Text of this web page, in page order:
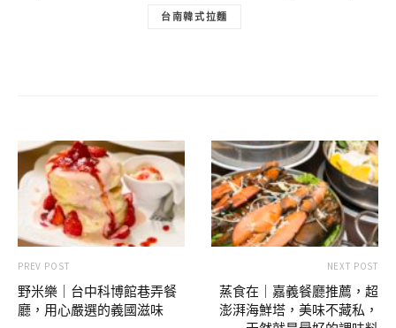
台南韓式拉麵
PREV POST
野米樂｜台中科博館巷弄餐
廳，用心嚴選的義國滋味
NEXT POST
蒸食在｜嘉義餐廳推薦，超
澎湃海鮮塔，美味不藏私，